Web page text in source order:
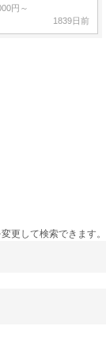
円～
1839日前
更して検索できます。